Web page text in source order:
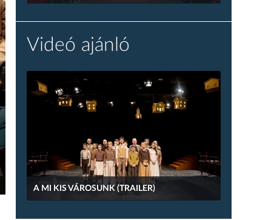
Videó ajánló
A MI KIS VÁROSUNK (TRAILER)